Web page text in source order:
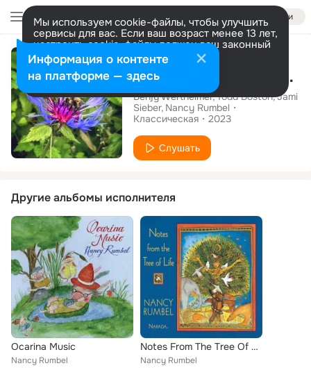
Войти
Мы используем cookie-файлы, чтобы улучшить
сервисы для вас. Если ваш возраст менее 13 лет,
настроить cookie-файлы должен ваш законный
представитель. Больше информации
Разрешить все Настроить Gentle Embrace (Deluxe Edition - Single)
Benjy Wertheimer Todd Boston Jami
Sieber Nancy Rumbel
Классическая
2023
Слушать
Другие альбомы исполнителя
Ocarina Music
Nancy Rumbel
Notes From The Tree Of Life
Nancy Rumbel
Информация о контенте
на платформе — здесь